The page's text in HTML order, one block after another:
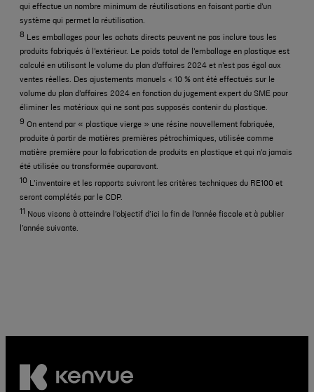
qui effectue un nombre minimum de réutilisations en faisant partie d’un
système qui permet la réutilisation.
8 Les emballages pour les achats directs peuvent ne pas inclure tous les
produits fabriqués à l’extérieur. Le poids total de l’emballage en plastique est
calculé en utilisant le volume du plan d’affaires 2024 et n’est pas égal aux
ventes réelles. Des ajustements manuels < 10 % ont été effectués sur le
volume du plan d’affaires 2024 en fonction du jugement expert du SME pour
éliminer les matériaux qui ne sont pas supposés contenir du plastique.
9 On entend par « plastique vierge » une résine nouvellement fabriquée,
produite à partir de matières premières pétrochimiques, utilisée comme
matière première pour la fabrication de produits en plastique et qui n’a jamais
été utilisée ou transformée auparavant.
10 L’inventaire et les rapports suivront les critères techniques du RE100 et
seront complétés par le CDP.
11
Nous visons à atteindre l’objectif d’ici la fin de l’année fiscale et à publier
l’année suivante.